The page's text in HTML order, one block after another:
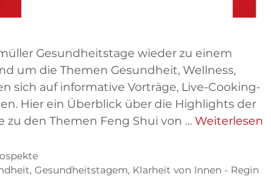
Gesundheitstage wieder zu einem
um die Themen Gesundheit, Wellness,
sich auf informative Vorträge, Live-Cooking-
Hier ein Überblick über die Highlights der
zu den Themen Feng Shui von … Weiterlesen
,Gesundheitstagem, Klarheit von Innen - Regin